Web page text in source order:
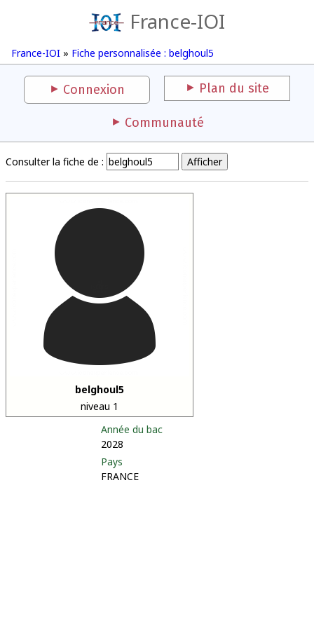
France-IOI
France-IOI » Fiche personnalisée : belghoul5
Connexion Plan du site
Communauté
Consulter la fiche de :
belghoul5
niveau 1
Année du bac
2028
Pays
FRANCE